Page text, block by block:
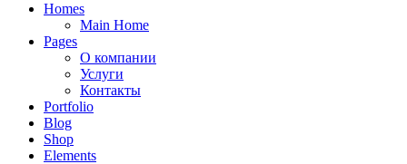
Homes
Main Home
Pages
О компании
Услуги
Контакты
Portfolio
Blog
Shop
Elements